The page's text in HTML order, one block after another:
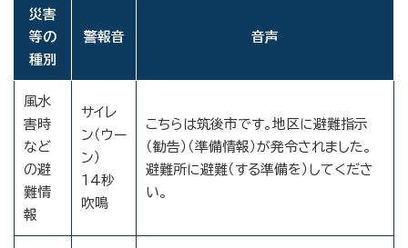
災害
等の
種別
警報音 音声
風水
害時
など
の避
難情
報
サイレ
ン（ウー
ン）
14秒
吹鳴
こちらは筑後市です。地区に避難指示
（勧告）（準備情報）が発令されました。
避難所に避難（する準備を）してくださ
い。